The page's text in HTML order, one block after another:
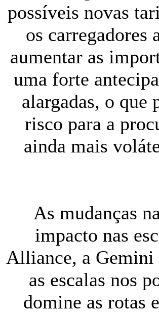
possíveis novas
os carregadores
aumentar as
uma forte
alargadas, o que
risco para a
ainda mais
As mudanças
impacto nas
Alliance, a Gemini
as escalas nos
domine as rotas